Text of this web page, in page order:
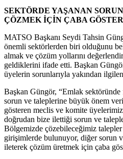
SEKTÖRDE YAŞANAN
ÇÖZMEK İÇİN ÇABA
MATSO Başkanı Seydi Tahsin
önemli sektörlerden biri olduğunu
almak ve çözüm yollarını
geldiklerini ifade etti. Başkan
üyelerin sorunlarıyla yakından
Başkan Güngör, “Emlak
sorun ve taleplerine büyük önem
gösteren meclis ve komite
doğrudan bize ilettiği sorun ve
Bölgemizde çözebileceğimiz
girişimlerde bulunuyor, diğer sorun
ileterek çözüm üretmek için çaba